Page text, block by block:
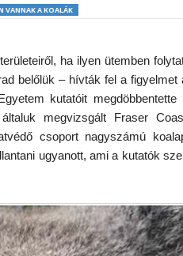
VANNAK A KOALÁK
ha ilyen ütemben
belőlük – hívták fel a figyelmet
kutatóit
megvizsgált Fraser
csoport nagyszámú
ugyanott, ami a kutatók